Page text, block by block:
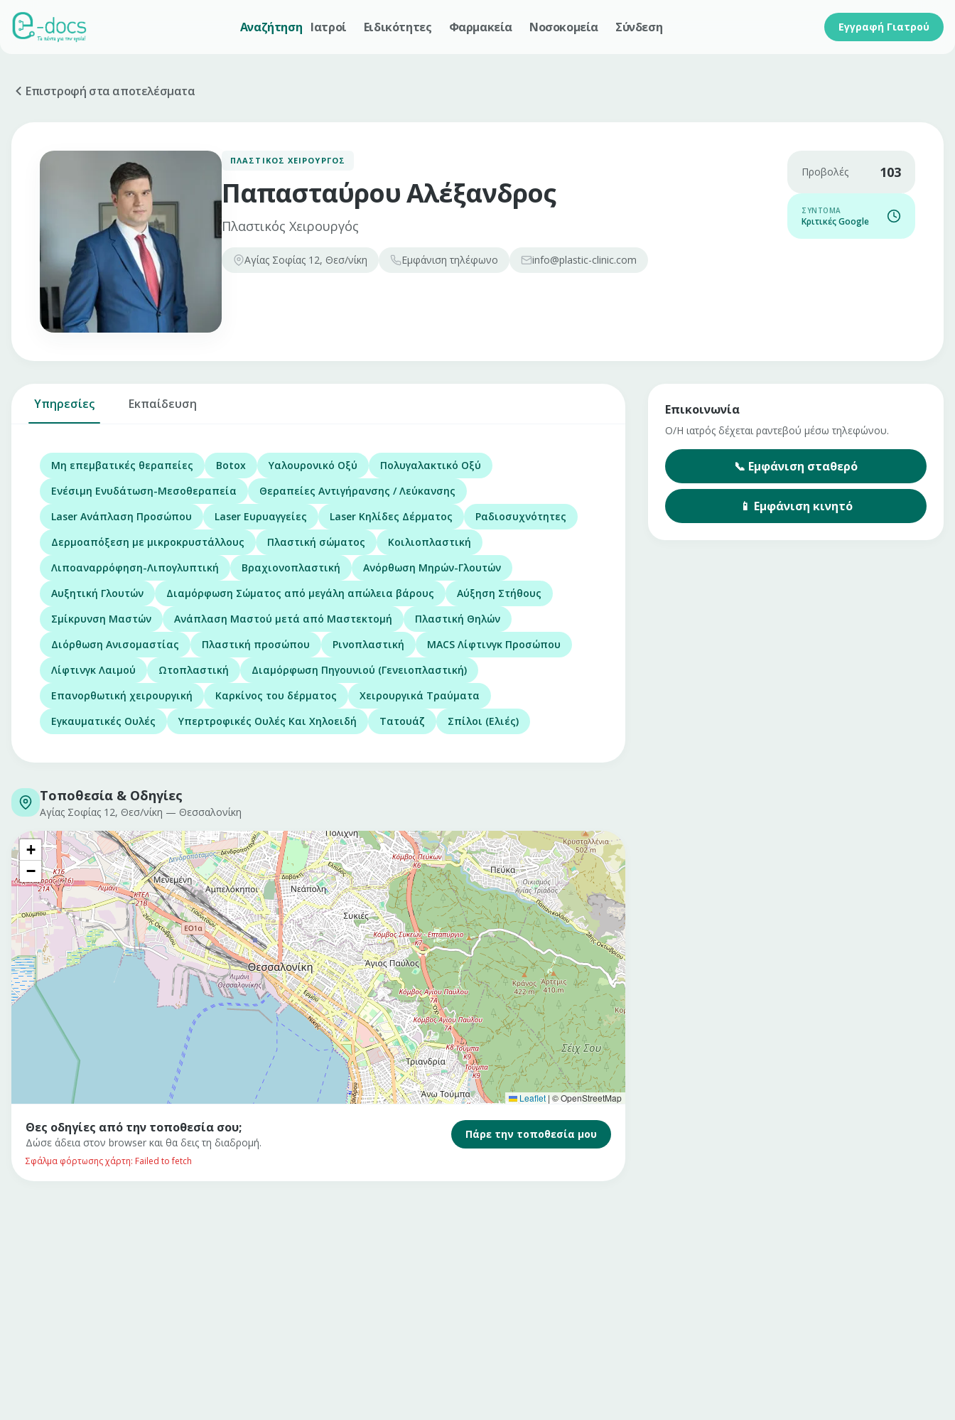
Αναζήτηση Ιατροί Ειδικότητες Φαρμακεία Νοσοκομεία Σύνδεση Εγγραφή Γιατρού
Επιστροφή στα αποτελέσματα
ΠΛΑΣΤΙΚΌΣ ΧΕΙΡΟΥΡΓΌΣ
Παπασταύρου Αλέξανδρος
Πλαστικός Χειρουργός
Αγίας Σοφίας 12, Θεσ/νίκη Εμφάνιση τηλέφωνο info@plastic-clinic.com
Προβολές 103
ΣΎΝΤΟΜΑ
Κριτικές Google
Υπηρεσίες Εκπαίδευση
Μη επεμβατικές θεραπείες Botox Υαλουρονικό Οξύ
Πολυγαλακτικό Οξύ
Ενέσιμη Ενυδάτωση-Μεσοθεραπεία
Θεραπείες Αντιγήρανσης / Λεύκανσης
Laser Ανάπλαση Προσώπου
Laser Ευρυαγγείες Laser Κηλίδες Δέρματος
Ραδιοσυχνότητες
Δερμοαπόξεση με μικροκρυστάλλους
Πλαστική σώματος
Κοιλιοπλαστική
Λιποαναρρόφηση-Λιπογλυπτική
Βραχιονοπλαστική
Ανόρθωση Μηρών-Γλουτών
Αυξητική Γλουτών
Διαμόρφωση Σώματος από μεγάλη απώλεια βάρους
Αύξηση Στήθους
Σμίκρυνση Μαστών
Ανάπλαση Μαστού μετά από Μαστεκτομή
Πλαστική Θηλών
Διόρθωση Ανισομαστίας
Πλαστική προσώπου Ρινοπλαστική
MACS Λίφτινγκ Προσώπου
Λίφτινγκ Λαιμού
Ωτοπλαστική
Διαμόρφωση Πηγουνιού (Γενειοπλαστική)
Επανορθωτική χειρουργική
Καρκίνος του δέρματος
Χειρουργικά Τραύματα
Εγκαυματικές Ουλές
Υπερτροφικές Ουλές Και Χηλοειδή Τατουάζ Σπίλοι (Ελιές)
Τοποθεσία & Οδηγίες
Αγίας Σοφίας 12, Θεσ/νίκη — Θεσσαλονίκη
+
−
Leaflet | © OpenStreetMap
Θες οδηγίες από την τοποθεσία σου;
Δώσε άδεια στον browser και θα δεις τη διαδρομή.
Πάρε την τοποθεσία μου
Σφάλμα φόρτωσης χάρτη: Failed to fetch
Επικοινωνία
Ο/Η ιατρός δέχεται ραντεβού μέσω τηλεφώνου.
📞 Εμφάνιση σταθερό
📱 Εμφάνιση κινητό